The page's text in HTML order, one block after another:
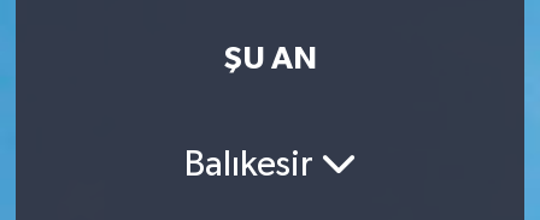
ŞU AN
Balıkesir
Son Dakika Haberleri